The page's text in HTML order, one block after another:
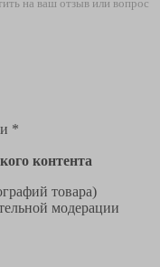
на ваш отзыв или вопрос
*
контента
товара)
модерации